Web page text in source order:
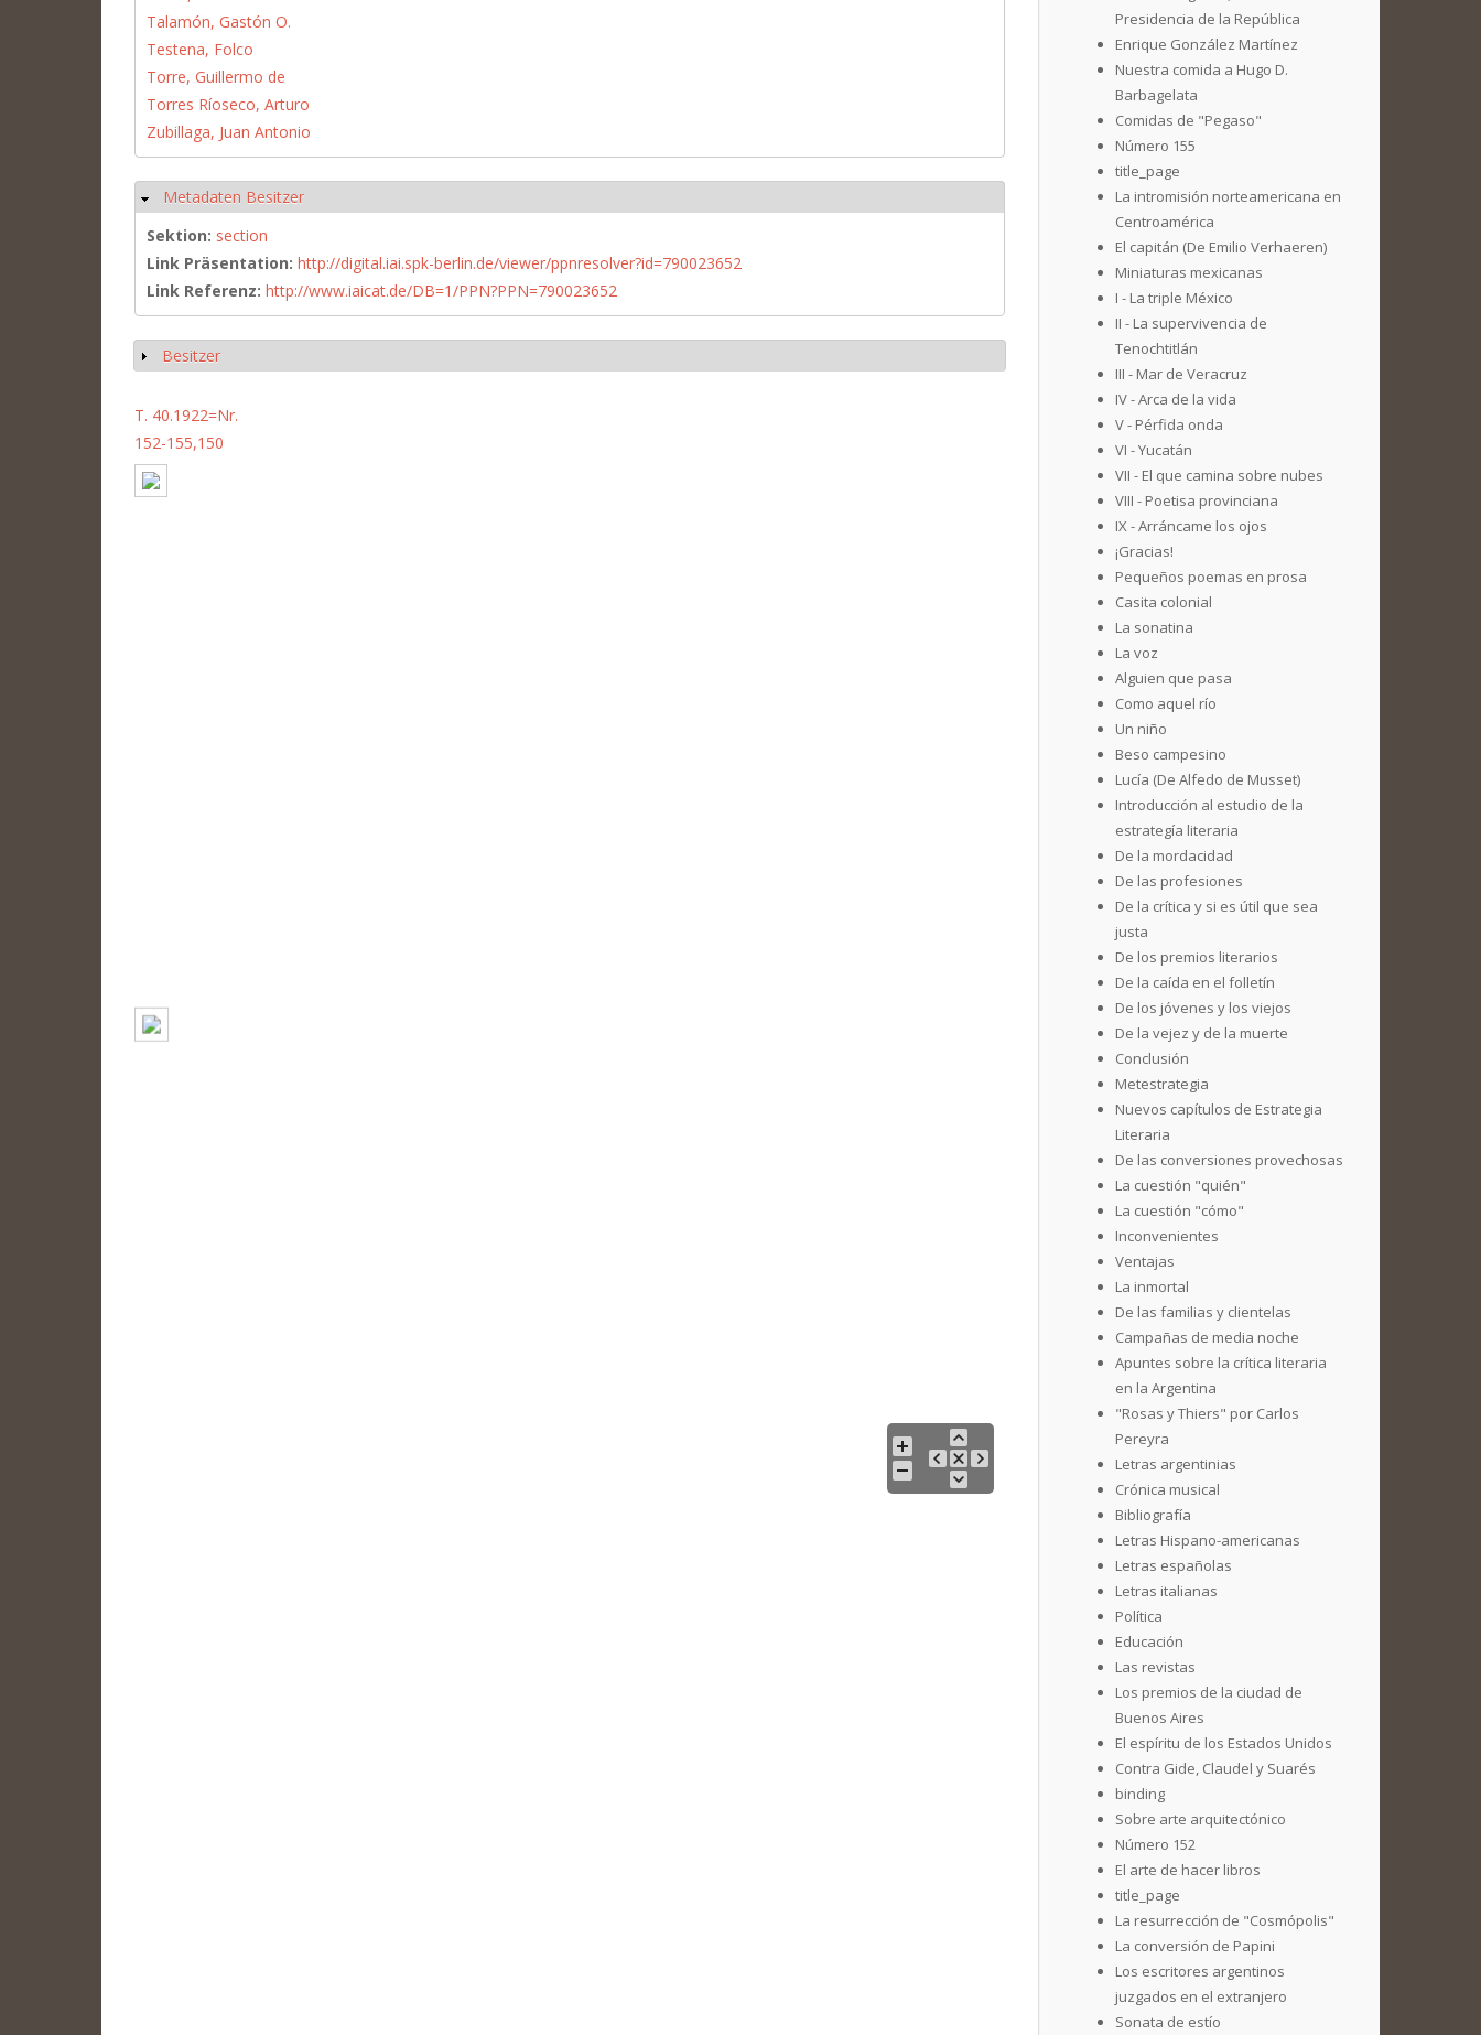
Talamón, Gastón O.
Testena, Folco
Torre, Guillermo de
Torres Ríoseco, Arturo
Zubillaga, Juan Antonio
Hide
Metadaten Besitzer
Sektion: section
Link Präsentation: http://digital.iai.spk-berlin.de/viewer/ppnresolver?id=790023652
Link Referenz: http://www.iaicat.de/DB=1/PPN?PPN=790023652
Show
Besitzer
T. 40.1922=Nr.
152-155,150
Presidencia de la República
Enrique González Martínez
Nuestra comida a Hugo D.
Barbagelata
Comidas de "Pegaso"
Número 155
title_page
La intromisión norteamericana en
Centroamérica
El capitán (De Emilio Verhaeren)
Miniaturas mexicanas
I - La triple México
II - La supervivencia de
Tenochtitlán
III - Mar de Veracruz
IV - Arca de la vida
V - Pérfida onda
VI - Yucatán
VII - El que camina sobre nubes
VIII - Poetisa provinciana
IX - Arráncame los ojos
¡Gracias!
Pequeños poemas en prosa
Casita colonial
La sonatina
La voz
Alguien que pasa
Como aquel río
Un niño
Beso campesino
Lucía (De Alfedo de Musset)
Introducción al estudio de la
estrategía literaria
De la mordacidad
De las profesiones
De la crítica y si es útil que sea
justa
De los premios literarios
De la caída en el folletín
De los jóvenes y los viejos
De la vejez y de la muerte
Conclusión
Metestrategia
Nuevos capítulos de Estrategia
Literaria
De las conversiones provechosas
La cuestión "quién"
La cuestión "cómo"
Inconvenientes
Ventajas
La inmortal
De las familias y clientelas
Campañas de media noche
Apuntes sobre la crítica literaria
en la Argentina
"Rosas y Thiers" por Carlos
Pereyra
Letras argentinias
Crónica musical
Bibliografía
Letras Hispano-americanas
Letras españolas
Letras italianas
Política
Educación
Las revistas
Los premios de la ciudad de
Buenos Aires
El espíritu de los Estados Unidos
Contra Gide, Claudel y Suarés
binding
Sobre arte arquitectónico
Número 152
El arte de hacer libros
title_page
La resurrección de "Cosmópolis"
La conversión de Papini
Los escritores argentinos
juzgados en el extranjero
Sonata de estío